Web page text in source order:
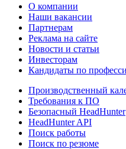
О компании
Наши вакансии
Партнерам
Реклама на сайте
Новости и статьи
Инвесторам
Кандидаты по
Производственный
Требования к ПО
Безопасный HeadHunter
HeadHunter API
Поиск работы
Поиск по резюме